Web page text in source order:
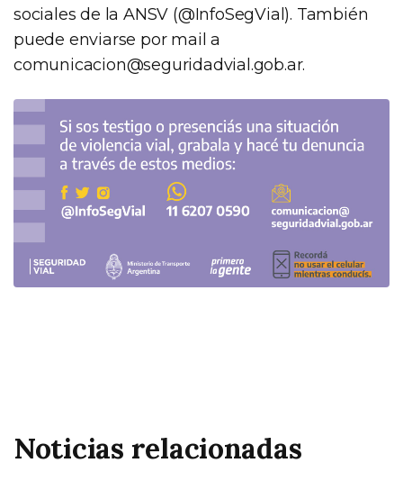
sociales de la ANSV (@InfoSegVial). También
puede enviarse por mail a
comunicacion@seguridadvial.gob.ar.
Noticias relacionadas